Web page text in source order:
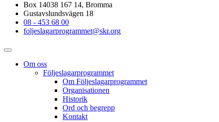
Box 14038 167 14, Bromma
Gustavslundsvägen 18
08 - 453 68 00
foljeslagarprogrammet@skr.org
Om oss
Följeslagarprogrammet
Om Följeslagarprogrammet
Organisationen
Historik
Ord och begrepp
Kontakt